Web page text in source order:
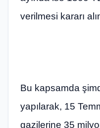
verilmesi kararı
Bu kapsamda
yapılarak, 15
gazilerine 35